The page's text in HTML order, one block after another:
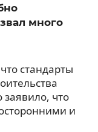
много
стандарты
заявило, что
и